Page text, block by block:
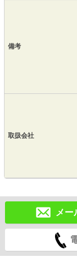
備考
取扱会社
メー